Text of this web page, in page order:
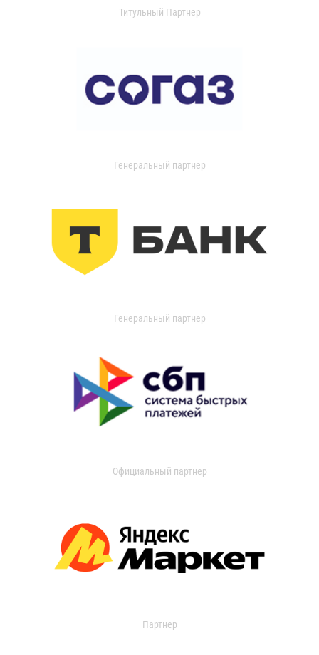
Титульный Партнер
Генеральный партнер
Генеральный партнер
Официальный партнер
Партнер